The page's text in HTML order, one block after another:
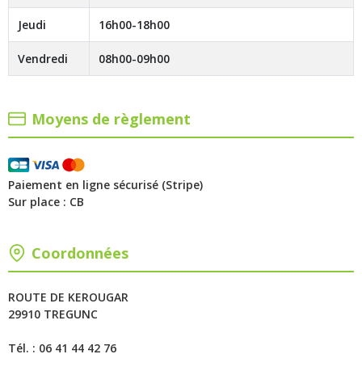
Jeudi 16h00-18h00
Vendredi 08h00-09h00
Moyens de règlement
Paiement en ligne sécurisé (Stripe)
Sur place : CB
Coordonnées
ROUTE DE KEROUGAR
29910 TREGUNC
Tél. : 06 41 44 42 76